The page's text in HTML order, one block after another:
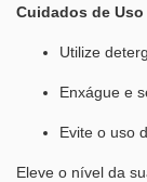
Cuidados de Uso
Utilize
Enxágue e
Evite o uso
Eleve o nível da